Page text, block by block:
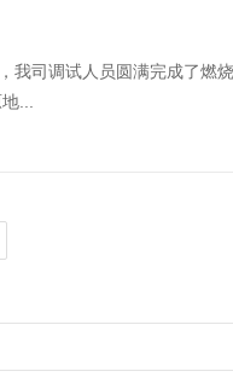
我司调试人员圆满完成了燃
...